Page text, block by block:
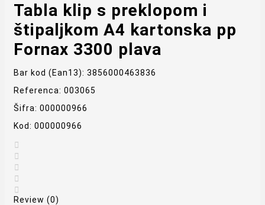
Tabla klip s preklopom i
štipaljkom A4 kartonska pp
Fornax 3300 plava
Bar kod (Ean13): 3856000463836
Referenca: 003065
Šifra: 000000966
Kod: 000000966





Review (0)